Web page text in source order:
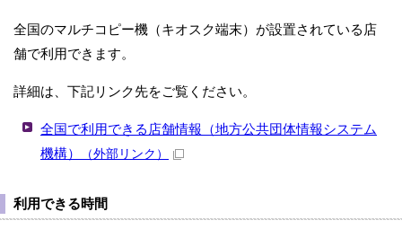
全国のマルチコピー機（キオスク端末）が設置されている店
舗で利用できます。
詳細は、下記リンク先をご覧ください。
全国で利用できる店舗情報（地方公共団体情報システム
機構）
（外部リンク）
利用できる時間